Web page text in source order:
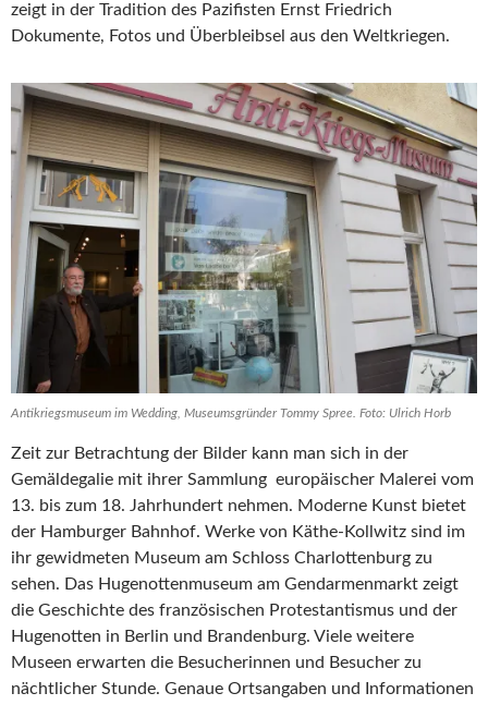
zeigt in der Tradition des Pazifisten Ernst Friedrich
Dokumente, Fotos und Überbleibsel aus den Weltkriegen.
Antikriegsmuseum im Wedding, Museumsgründer Tommy Spree. Foto: Ulrich Horb
Zeit zur Betrachtung der Bilder kann man sich in der
Gemäldegalie mit ihrer Sammlung europäischer Malerei vom
13. bis zum 18. Jahrhundert nehmen. Moderne Kunst bietet
der Hamburger Bahnhof. Werke von Käthe-Kollwitz sind im
ihr gewidmeten Museum am Schloss Charlottenburg zu
sehen. Das Hugenottenmuseum am Gendarmenmarkt zeigt
die Geschichte des französischen Protestantismus und der
Hugenotten in Berlin und Brandenburg. Viele weitere
Museen erwarten die Besucherinnen und Besucher zu
nächtlicher Stunde. Genaue Ortsangaben und Informationen